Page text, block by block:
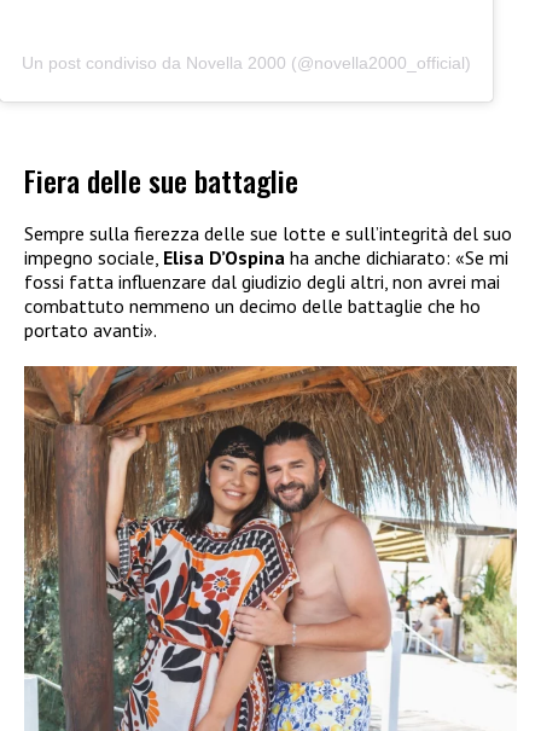
Un post condiviso da Novella 2000 (@novella2000_official)
Fiera delle sue battaglie
Sempre sulla fierezza delle sue lotte e sull’integrità del suo
impegno sociale, Elisa D’Ospina ha anche dichiarato: «Se mi
fossi fatta influenzare dal giudizio degli altri, non avrei mai
combattuto nemmeno un decimo delle battaglie che ho
portato avanti».